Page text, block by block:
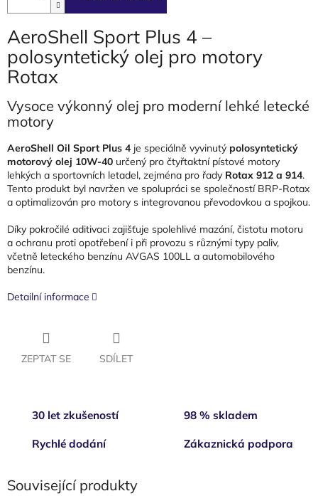
AeroShell Sport Plus 4 –
polosyntetický olej pro motory
Rotax
Vysoce výkonný olej pro moderní lehké letecké
motory
AeroShell Oil Sport Plus 4je speciálně vyvinutý polosyntetický
motorový olej 10W-40 určený pro čtyřtaktní pístové motory
lehkých a sportovních letadel, zejména pro řady Rotax 912 a 914.
Tento produkt byl navržen ve spolupráci se společností BRP-Rotax
a optimalizován pro motory s integrovanou převodovkou a spojkou.
Díky pokročilé aditivaci zajišťuje spolehlivé mazání, čistotu motoru
a ochranu proti opotřebení i při provozu s různými typy paliv,
včetně leteckého benzínu AVGAS 100LL a automobilového
benzínu.
Detailní informace
ZEPTAT SE SDÍLET
30 let zkušeností 98 % skladem
Rychlé dodání Zákaznická podpora
Související produkty